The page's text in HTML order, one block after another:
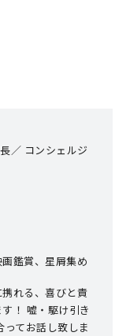
／ コンシェルジ
鑑賞、星屑集め
れる、喜びと責
！ 嘘・駆け引き
てお話し致しま